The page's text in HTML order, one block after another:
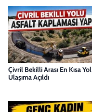
Çivril Bekilli Arası En Kısa Yol
Ulaşıma Açıldı